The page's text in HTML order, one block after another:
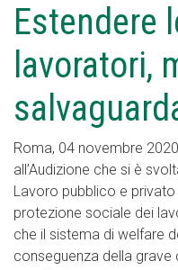
Estendere
lavoratori,
Roma, 04 novembre
all’Audizione che si è
Lavoro pubblico e
protezione sociale dei
che il sistema di welfare
conseguenza della